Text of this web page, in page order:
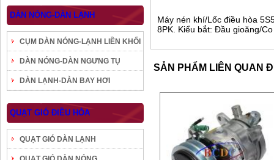
DÀN NÓNG-DÀN LẠNH
CỤM DÀN NÓNG-LẠNH LIỀN KHỐI
DÀN NÓNG-DÀN NGƯNG TỤ
DÀN LẠNH-DÀN BAY HƠI
QUẠT GIÓ ĐIỀU HÒA
QUẠT GIÓ DÀN LẠNH
Máy nén khí/Lốc điều hòa
8PK. Kiểu bắt: Đầu gioăng/
SẢN PHẨM LIÊN QUAN